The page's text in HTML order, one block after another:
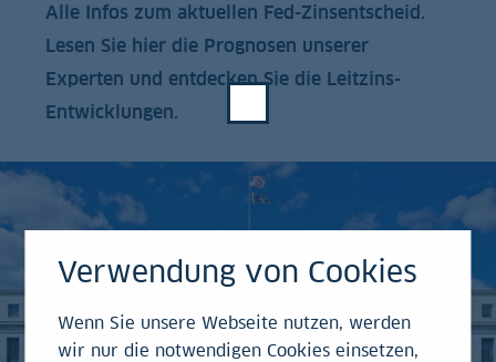
Alle Infos zum aktuellen Fed-Zinsentscheid.
Lesen Sie hier die Prognosen unserer
Experten und entdecken Sie die Leitzins-
Entwicklungen.
Verwendung von Cookies
Wenn Sie unsere Webseite nutzen, werden
wir nur die notwendigen Cookies einsetzen,